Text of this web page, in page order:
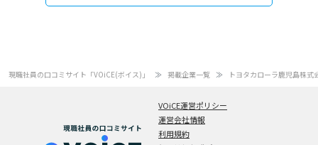
現職社員の口コミサイト「VOiCE(ボイス)」 掲載企業一覧 トヨタカローラ鹿児島株
VOiCE運営ポリシー
運営会社情報
利用規約